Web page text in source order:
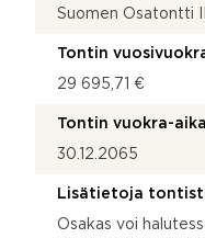
Suomen Osatontti
Tontin
29 695,71 €
Tontin vuokra-
30.12.2065
Lisätietoja
Osakas voi